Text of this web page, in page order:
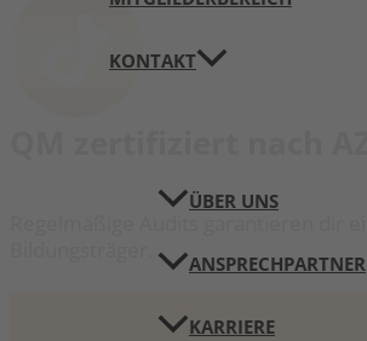
KONTAKT
ÜBER UNS
ANSPRECHPARTNER
KARRIERE